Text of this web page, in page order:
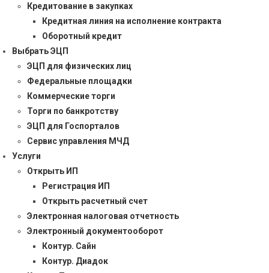
Кредитование в закупках
Кредитная линия на исполнение контракта
Оборотный кредит
Выбрать ЭЦП
ЭЦП для физических лиц
Федеральные площадки
Коммерческие торги
Торги по банкротству
ЭЦП для Госпорталов
Сервис управления МЧД
Услуги
Открыть ИП
Регистрация ИП
Открыть расчетный счет
Электронная налоговая отчетность
Электронный документооборот
Контур. Сайн
Контур. Диадок